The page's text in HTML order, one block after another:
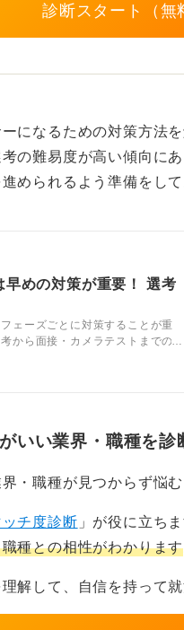
る努力も不可欠です。
診断スタート（無
になるための対策方法
の難易度が高い傾向に
められるよう準備をして
早めの対策が重要！ 選考
ェーズごとに対策することが重
から面接・カメラテストまでの
サルタントとともに解説しま
いい業界・職種を診
・職種が見つからず悩
チ度診断 」が役に立ちま
種との相性がわかります
解して、自信を持って就